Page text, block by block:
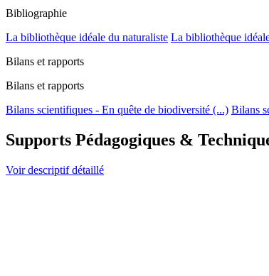
Bibliographie
La bibliothèque idéale du naturaliste La bibliothèque
Bilans et rapports
Bilans et rapports
Bilans scientifiques - En quête de biodiversité (...) Bilans
Supports Pédagogiques &
Voir descriptif détaillé